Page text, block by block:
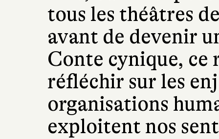
tous les théâtres
avant de devenir
Conte cynique, ce
réfléchir sur les
organisations
exploitent nos